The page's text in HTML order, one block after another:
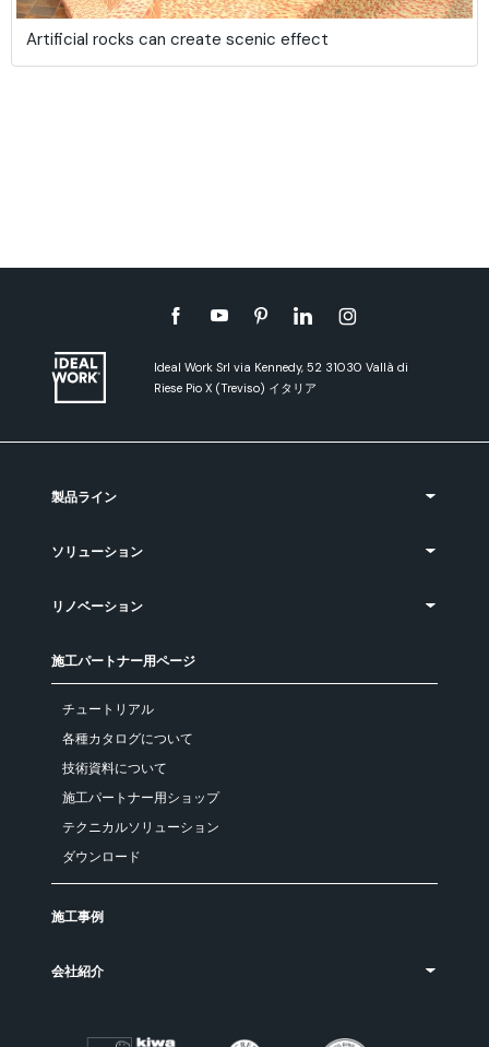
Artificial rocks can create scenic effect
Ideal Work Srl via Kennedy, 52 31030 Vallà di
Riese Pio X (Treviso) イタリア
製品ライン
ソリューション
リノベーション
施工パートナー用ページ
チュートリアル
各種カタログについて
技術資料について
施工パートナー用ショップ
テクニカルソリューション
ダウンロード
施工事例
会社紹介